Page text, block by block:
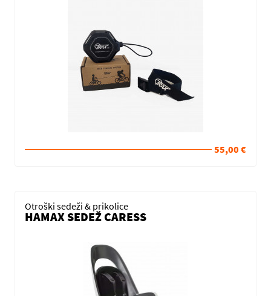
55,00 €
Otroški sedeži & prikolice
HAMAX SEDEŽ CARESS